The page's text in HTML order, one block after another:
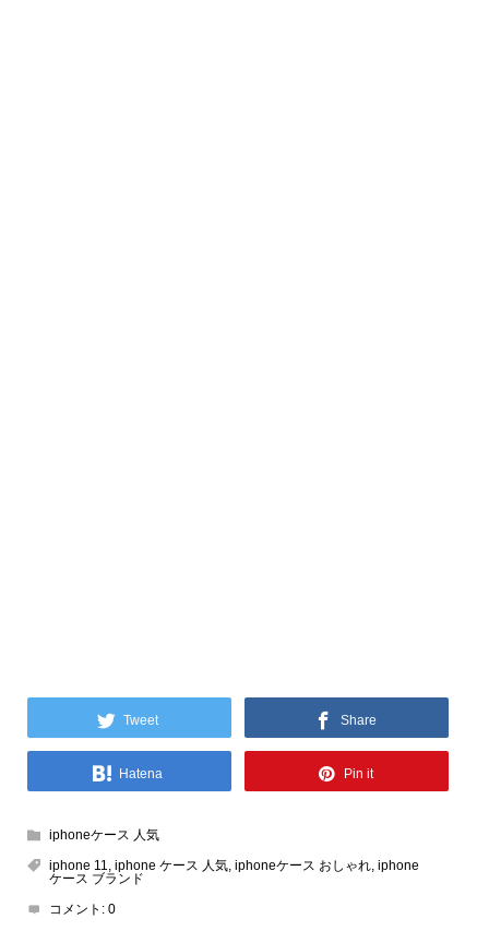
Tweet Share
Hatena Pin it
iphoneケース 人気
iphone 11, iphone ケース 人気, iphoneケース おしゃれ, iphone
ケース ブランド
コメント: 0